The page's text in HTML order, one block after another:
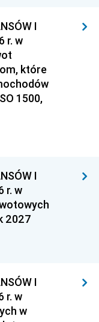
I
r. w
które
1500,
I
r. w
2027
I
r. w
w